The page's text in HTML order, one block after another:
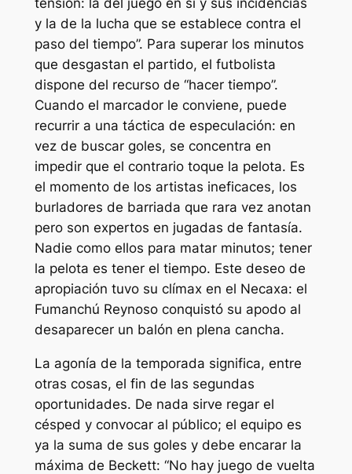
y la de la lucha que se establece contra el
paso del tiempo”. Para superar los minutos
que desgastan el partido, el futbolista
dispone del recurso de “hacer tiempo”.
Cuando el marcador le conviene, puede
recurrir a una táctica de especulación: en
vez de buscar goles, se concentra en
impedir que el contrario toque la pelota. Es
el momento de los artistas ineficaces, los
burladores de barriada que rara vez anotan
pero son expertos en jugadas de fantasía.
Nadie como ellos para matar minutos; tener
la pelota es tener el tiempo. Este deseo de
apropiación tuvo su clímax en el Necaxa: el
Fumanchú Reynoso conquistó su apodo al
desaparecer un balón en plena cancha.
La agonía de la temporada significa, entre
otras cosas, el fin de las segundas
oportunidades. De nada sirve regar el
césped y convocar al público; el equipo es
ya la suma de sus goles y debe encarar la
máxima de Beckett: “No hay juego de vuelta